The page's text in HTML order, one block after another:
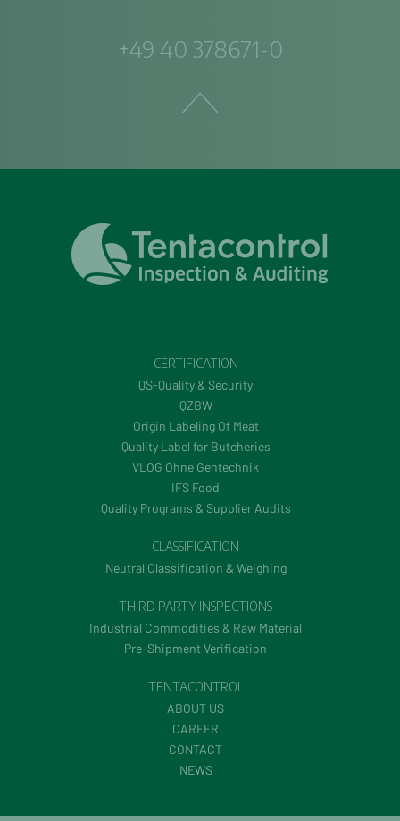
+49 40 378671-0
CERTIFICATION
QS-Quality & Security
QZBW
Origin Labeling Of Meat
Quality Label for Butcheries
VLOG Ohne Gentechnik
IFS Food
Quality Programs & Supplier Audits
CLASSIFICATION
Neutral Classification & Weighing
THIRD PARTY INSPECTIONS
Industrial Commodities & Raw Material
Pre-Shipment Verification
TENTACONTROL
ABOUT US
CAREER
CONTACT
NEWS